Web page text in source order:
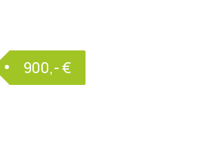
900,- €